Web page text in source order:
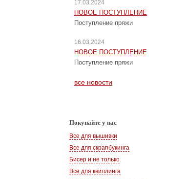
17.03.2024
НОВОЕ ПОСТУПЛЕНИЕ
Поступление пряжи
16.03.2024
НОВОЕ ПОСТУПЛЕНИЕ
Поступление пряжи
все новости
Покупайте у нас
Все для вышивки
Все для скрапбукинга
Бисер и не только
Все для квиллинга